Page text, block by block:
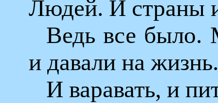
Людей. И страны
Ведь все
и давали на жизнь.
И варавать, и